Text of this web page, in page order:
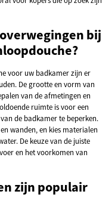
bij
voor uw badkamer zijn er
De grootte en vorm van
van de afmetingen en
ruimte is voor een
de badkamer te beperken.
wanden, en kies materialen
De keuze van de juiste
en het voorkomen van
zijn populair